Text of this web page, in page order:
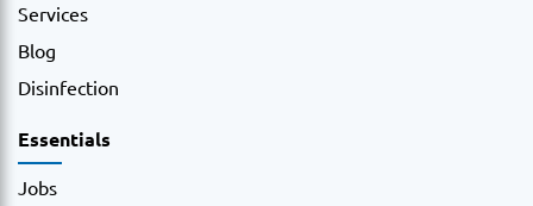
Services
Blog
Disinfection
Essentials
Jobs